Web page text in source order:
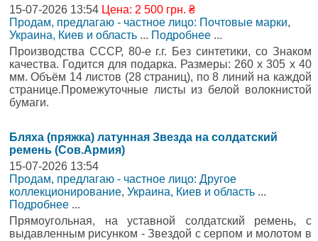
15-07-2026 13:54 Цена: 2 500 грн. ₴
Продам, предлагаю - частное лицо: Почтовые марки,
Украина, Киев и область ... Подробнее ...
Производства СССР, 80-е г.г. Без синтетики, со Знаком
качества. Годится для подарка. Размеры: 260 х 305 х 40
мм. Объём 14 листов (28 страниц), по 8 линий на каждой
странице.Промежуточные листы из белой волокнистой
бумаги.
Бляха (пряжка) латунная Звезда на солдатский
ремень (Сов.Армия)
15-07-2026 13:54
Продам, предлагаю - частное лицо: Другое
коллекционирование, Украина, Киев и область ...
Подробнее ...
Прямоугольная, на уставной солдатский ремень, с
выдавленным рисунком - Звездой с серпом и молотом в